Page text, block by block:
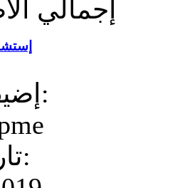
إجمالي
إضيف بواسطة:
تاريخ الإضافة: